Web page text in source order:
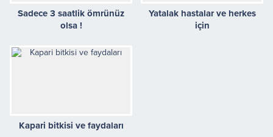
Sadece 3 saatlik ömrünüz
olsa !
Yatalak hastalar ve herkes
için
Kapari bitkisi ve faydaları